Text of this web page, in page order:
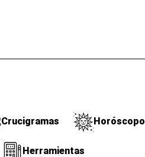
Crucigramas Horóscopo
Herramientas